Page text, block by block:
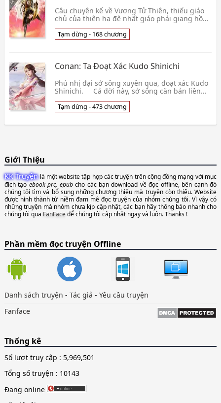
Câu chuyện kể về Vương Tử Thiên, thiếu giáo
chủ của thiên hạ đệ nhất giáo phái giang hồ
mẹ, bị 👦 doimatmaudo
Tạm dừng - 168 chương
Conan: Ta Đoạt Xác Kudo Shinichi
Phú nhị đại sở sông xuyên qua, đoạt xác Kudo
Shinichi. Cả đời này, sở sông căn bản liền
cả 👦 Long Tiểu Sinh
Tạm dừng - 473 chương
Giới Thiệu
KK Truyệnlà một website tập hợp các truyện trên cộng đồng mạng với mục
đích tạoebook prc, epubcho các bạn download về đọc offline, bên cạnh đó
chúng tôi tìm và bổ sung những chương thiếu mà truyện còn thiếu. Website
được hình thành từ niềm đam mê đọc truyện của nhóm chúng tôi. Vì vậy có
những truyện mà nhóm chưa kịp cập nhật, các bạn hãy thông báo nhanh cho
chúng tôi qua FanFaceđể chúng tôi cập nhật ngay và luôn. Thanks !
Phần mềm đọc truyện Offline
Danh sách truyện - Tác giả - Yêu cầu truyện
Fanface
Thống kê
Số lượt truy cập : 5,969,501
Tổng số truyện : 10143
Đang online